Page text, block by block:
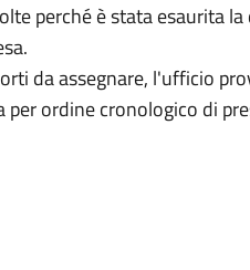
perché è stata esaurita
da assegnare, l'ufficio
per ordine cronologico di